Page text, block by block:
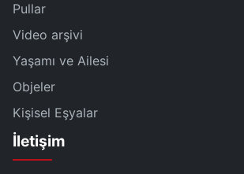
Pullar
Video arşivi
Yaşamı ve Ailesi
Objeler
Kişisel Eşyalar
İletişim